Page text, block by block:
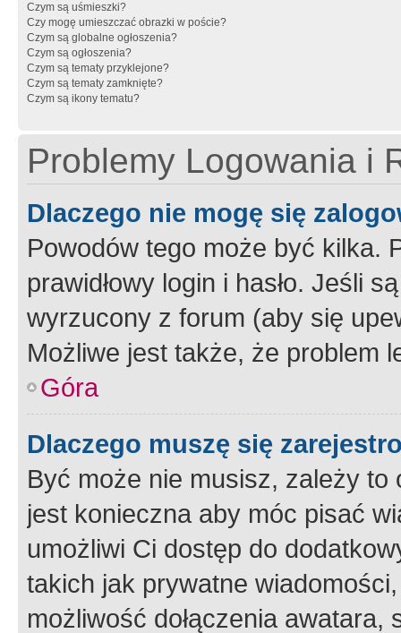
Czym są uśmieszki?
Czy mogę umieszczać obrazki w poście?
Czym są globalne ogłoszenia?
Czym są ogłoszenia?
Czym są tematy przyklejone?
Czym są tematy zamknięte?
Czym są ikony tematu?
Problemy Logowania i
Dlaczego nie mogę się
Powodów tego może być kilka.
prawidłowy login i hasło. Jeśli
wyrzucony z forum (aby się
Możliwe jest także, że problem
Góra
Dlaczego muszę się
Być może nie musisz, zależy
jest konieczna aby móc pisać
umożliwi Ci dostęp do
takich jak prywatne
możliwość dołączenia